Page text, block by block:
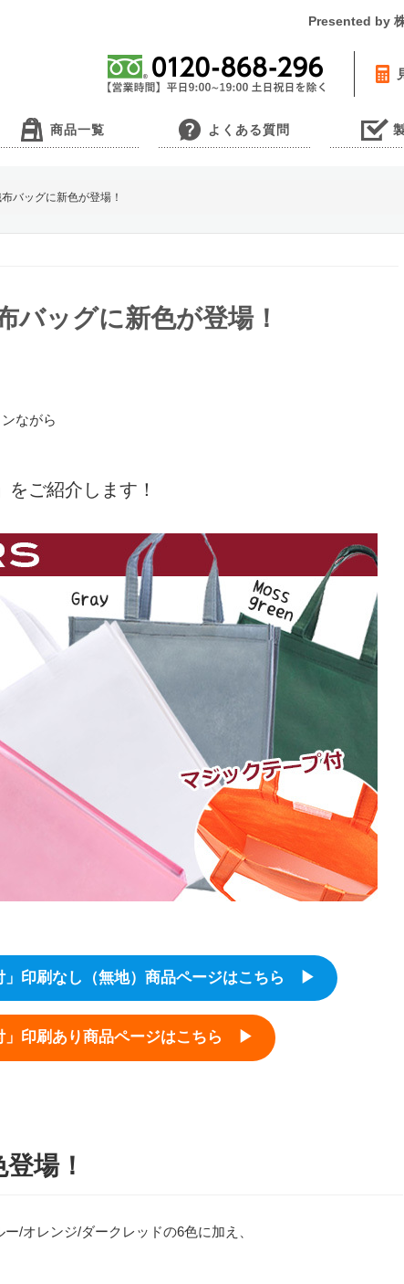
Presented by
商品一覧 よくある質問
バッグに新色が登場！
バッグに新色が登場！
ながら
をご紹介します！
」印刷なし（無地）商品ページはこちら ▶
」印刷あり商品ページはこちら ▶
場！
/オレンジ/ダークレッドの6色に加え、